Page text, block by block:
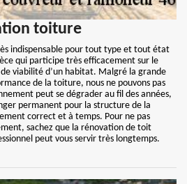
toiture
indispensable pour tout type et tout état
qui participe très efficacement sur le
viabilité d’un habitat. Malgré la grande
de la toiture, nous ne pouvons pas
peut se dégrader au fil des années,
permanent pour la structure de la
correct et à temps. Pour ne pas
sachez que la rénovation de toit
peut vous servir très longtemps.